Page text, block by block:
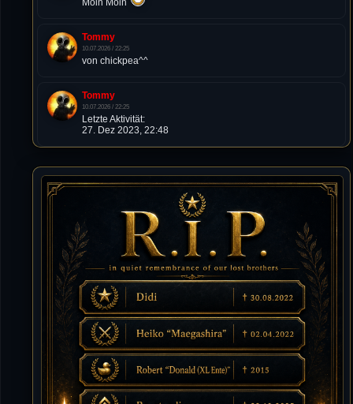
Moin Moin
Tommy
10.07.2026 / 22:25
von chickpea^^
Tommy
10.07.2026 / 22:25
Letzte Aktivität:
27. Dez 2023, 22:48
DieWildeHilde
10.07.2026 / 12:48
Happy Birthday Chickpea
DieWildeHilde
10.07.2026 / 10:08
Hallo meine Lieben!
Isimiyaki
10.07.2026 / 00:34
Alles gute chickpea
Mojochilla
02.07.2026 / 15:53
Was geht aaaaaaaaaaaab